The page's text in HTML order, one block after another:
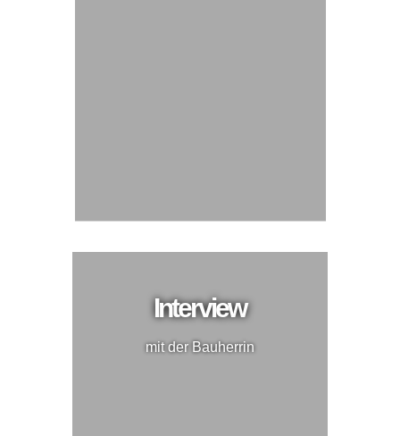
Interview
mit der Bauherrin